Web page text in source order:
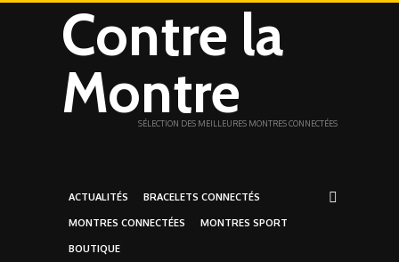
Contre la
Montre
SÉLECTION DES MEILLEURES MONTRES CONNECTÉES
ACTUALITÉS BRACELETS CONNECTÉS
MONTRES CONNECTÉES MONTRES SPORT
BOUTIQUE